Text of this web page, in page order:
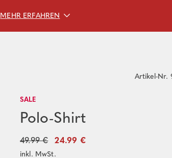
MEHR ERFAHREN
Artikel-Nr.
SALE
Polo-Shirt
49.99 € 24.99 €
inkl. MwSt.